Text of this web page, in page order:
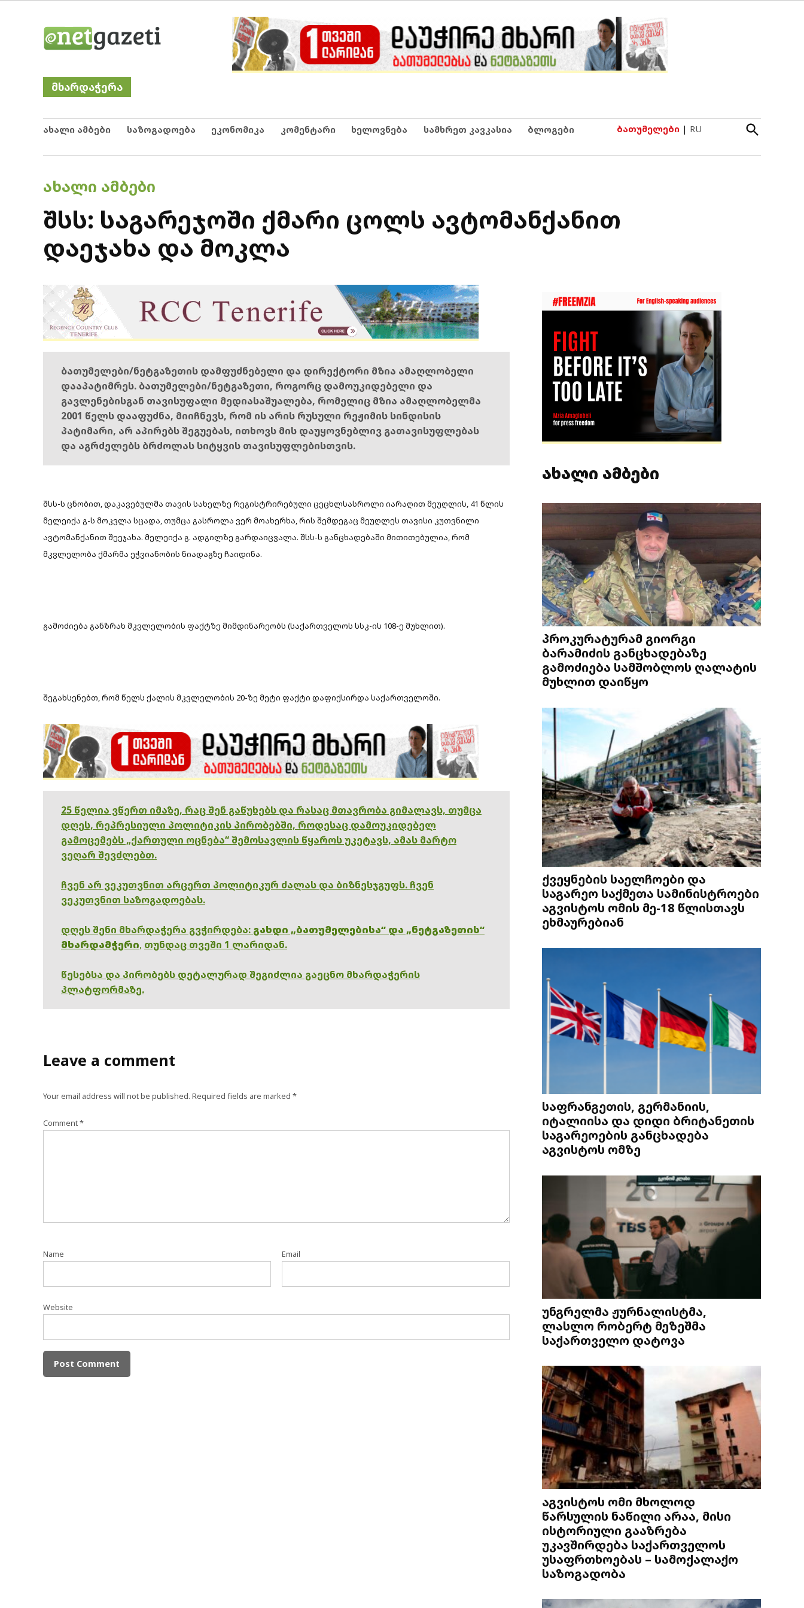
Netgazeti
მხარდაჭერა
ახალი ამბები საზოგადოება ეკონომიკა კომენტარი ხელოვნება სამხრეთ კავკასია ბლოგები ბათუმელები | RU
Open
Search
POSTED
ᲐᲮᲐᲚᲘ ᲐᲛᲑᲔᲑᲘ
შსს: საგარეჯოში ქმარი ცოლს ავტომანქანით
დაეჯახა და მოკლა
ბათუმელები/ნეტგაზეთის დამფუძნებელი და დირექტორი მზია ამაღლობელი
დააპატიმრეს. ბათუმელები/ნეტგაზეთი, როგორც დამოუკიდებელი და
გავლენებისგან თავისუფალი მედიასაშუალება, რომელიც მზია ამაღლობელმა
2001 წელს დააფუძნა, მიიჩნევს, რომ ის არის რუსული რეჟიმის სინდისის
პატიმარი, არ აპირებს შეგუებას, ითხოვს მის დაუყოვნებლივ გათავისუფლებას
და აგრძელებს ბრძოლას სიტყვის თავისუფლებისთვის.
შსს-ს ცნობით, დაკავებულმა თავის სახელზე რეგისტრირებული ცეცხლსასროლი იარაღით მეუღლის, 41 წლის
მელეიქა გ-ს მოკვლა სცადა, თუმცა გასროლა ვერ მოახერხა, რის შემდეგაც მეუღლეს თავისი კუთვნილი
ავტომანქანით შეეჯახა. მელეიქა გ. ადგილზე გარდაიცვალა. შსს-ს განცხადებაში მითითებულია, რომ
მკვლელობა ქმარმა ეჭვიანობის ნიადაგზე ჩაიდინა.
გამოძიება განზრახ მკვლელობის ფაქტზე მიმდინარეობს (საქართველოს სსკ-ის 108-ე მუხლით).
შეგახსენებთ, რომ წელს ქალის მკვლელობის 20-ზე მეტი ფაქტი დაფიქსირდა საქართველოში.
25 წელია ვწერთ იმაზე, რაც შენ გაწუხებს და რასაც მთავრობა გიმალავს, თუმცა
დღეს, რეპრესიული პოლიტიკის პირობებში, როდესაც დამოუკიდებელ
გამოცემებს „ქართული ოცნება“ შემოსავლის წყაროს უკეტავს, ამას მარტო
ვეღარ შევძლებთ.
ჩვენ არ ვეკუთვნით არცერთ პოლიტიკურ ძალას და ბიზნესჯგუფს. ჩვენ
ვეკუთვნით საზოგადოებას.
დღეს შენი მხარდაჭერა გვჭირდება: გახდი „ბათუმელებისა“ და „ნეტგაზეთის“
მხარდამჭერი, თუნდაც თვეში 1 ლარიდან.
წესებსა და პირობებს დეტალურად შეგიძლია გაეცნო მხარდაჭერის
პლატფორმაზე.
Leave a comment
Your email address will not be published. Required fields are marked *
Comment*
Name Email
Website
ახალი ამბები
პროკურატურამ გიორგი
ბარამიძის განცხადებაზე
გამოძიება სამშობლოს ღალატის
მუხლით დაიწყო
ქვეყნების საელჩოები და
საგარეო საქმეთა სამინისტროები
აგვისტოს ომის მე-18 წლისთავს
ეხმაურებიან
საფრანგეთის, გერმანიის,
იტალიისა და დიდი ბრიტანეთის
საგარეოების განცხადება
აგვისტოს ომზე
უნგრელმა ჟურნალისტმა,
ლასლო რობერტ მეზეშმა
საქართველო დატოვა
აგვისტოს ომი მხოლოდ
წარსულის ნაწილი არაა, მისი
ისტორიული გააზრება
უკავშირდება საქართველოს
უსაფრთხოებას – სამოქალაქო
საზოგადობა